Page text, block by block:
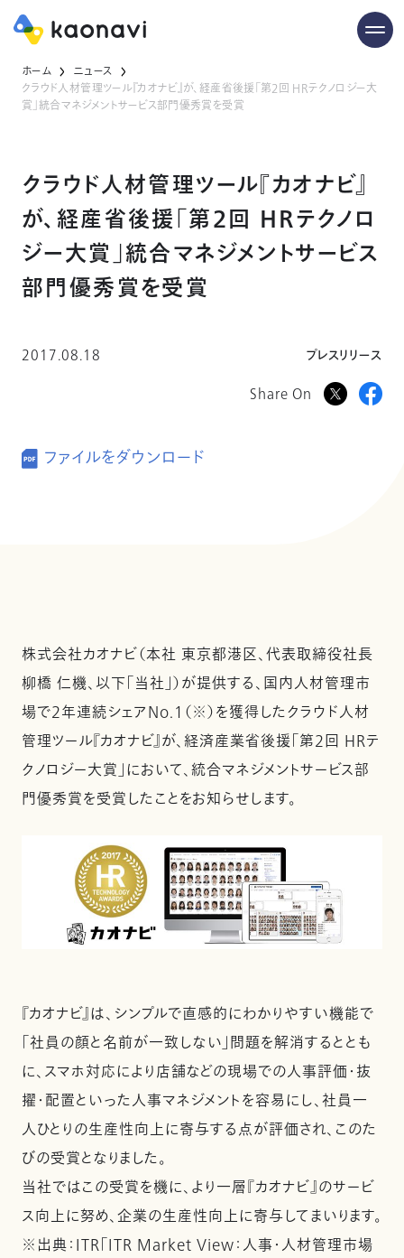
ホーム
ニュース
クラウド人材管理ツール『カオナビ』が、経産省後援「第2回 HRテクノロジー大
賞」統合マネジメントサービス部門優秀賞を受賞
クラウド人材管理ツール『カオナビ』
が、経産省後援「第2回 HRテクノロ
ジー大賞」統合マネジメントサービス
部門優秀賞を受賞
2017.08.18 プレスリリース
Share On
ファイルをダウンロード
株式会社カオナビ（本社 東京都港区、代表取締役社長
柳橋 仁機、以下「当社」）が提供する、国内人材管理市
場で2年連続シェアNo.1（※）を獲得したクラウド人材
管理ツール『カオナビ』が、経済産業省後援「第2回 HRテ
クノロジー大賞」において、統合マネジメントサービス部
門優秀賞を受賞したことをお知らせします。
『カオナビ』は、シンプルで直感的にわかりやすい機能で
「社員の顔と名前が一致しない」問題を解消するととも
に、スマホ対応により店舗などの現場での人事評価・抜
擢・配置といった人事マネジメントを容易にし、社員一
人ひとりの生産性向上に寄与する点が評価され、このた
びの受賞となりました。
当社ではこの受賞を機に、より一層『カオナビ』のサービ
ス向上に努め、企業の生産性向上に寄与してまいります。
※出典：ITR「ITR Market View：人事・人材管理市場